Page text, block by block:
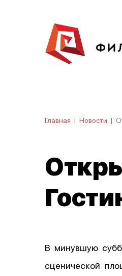
Главная | Новости |
В минувшую
сценической